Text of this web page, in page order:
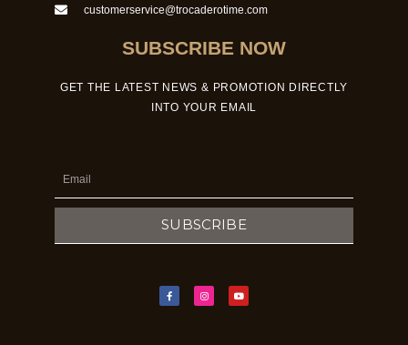
customerservice@trocaderotime.com
SUBSCRIBE NOW
GET THE LATEST NEWS & PROMOTION DIRECTLY
INTO YOUR EMAIL
Email
SUBSCRIBE
e
b
o
t
a
g
t
u
b